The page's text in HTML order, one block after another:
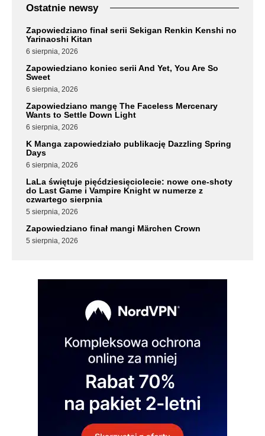
Ostatnie newsy
Zapowiedziano finał serii Sekigan Renkin Kenshi no
Yarinaoshi Kitan
6 sierpnia, 2026
Zapowiedziano koniec serii And Yet, You Are So
Sweet
6 sierpnia, 2026
Zapowiedziano mangę The Faceless Mercenary
Wants to Settle Down Light
6 sierpnia, 2026
K Manga zapowiedziało publikację Dazzling Spring
Days
6 sierpnia, 2026
LaLa świętuje pięćdziesięciolecie: nowe one-shoty
do Last Game i Vampire Knight w numerze z
czwartego sierpnia
5 sierpnia, 2026
Zapowiedziano finał mangi Märchen Crown
5 sierpnia, 2026